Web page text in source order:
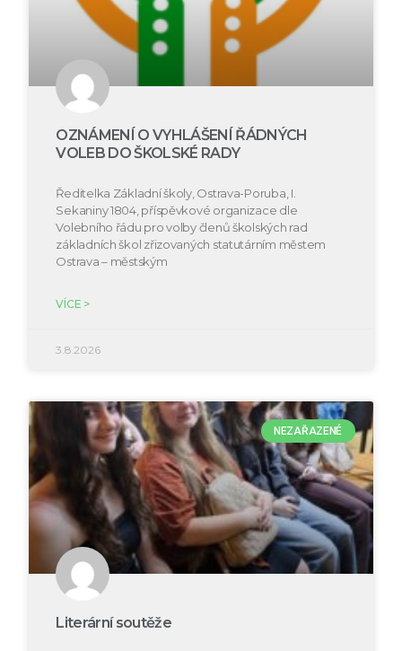
OZNÁMENÍ O VYHLÁŠENÍ ŘÁDNÝCH
VOLEB DO ŠKOLSKÉ RADY
Ředitelka Základní školy, Ostrava-Poruba, I.
Sekaniny 1804, příspěvkové organizace dle
Volebního řádu pro volby členů školských rad
základních škol zřizovaných statutárním městem
Ostrava – městským
VÍCE >
3.8.2026
NEZAŘAZENÉ
Literární soutěže